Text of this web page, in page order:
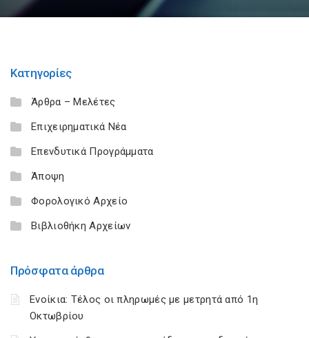
Κατηγορίες
Άρθρα – Μελέτες
Επιχειρηματικά Νέα
Επενδυτικά Προγράμματα
Άποψη
Φορολογικό Αρχείο
Βιβλιοθήκη Αρχείων
Πρόσφατα άρθρα
Ενοίκια: Τέλος οι πληρωμές με μετρητά από 1η
Οκτωβρίου